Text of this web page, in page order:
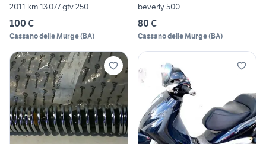
2011 km 13.077 gtv 250
100 €
Cassano delle Murge(BA)
beverly 500
80 €
Cassano delle Murge(BA)